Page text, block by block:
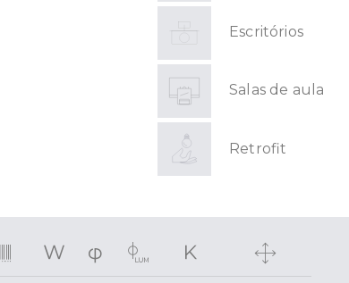
Escritórios
Salas de aula
Retrofit